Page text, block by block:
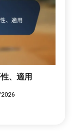
、適用